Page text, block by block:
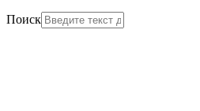
Поиск